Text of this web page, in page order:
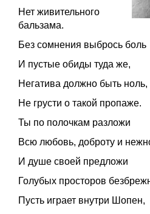
Нет живительного
бальзама.
Без сомнения выбрось боль
И пустые обиды туда же,
Негатива должно быть ноль,
Не грусти о такой пропаже.
Ты по полочкам разложи
Всю любовь, доброту и
И душе своей предложи
Голубых просторов
Пусть играет внутри Шопен,